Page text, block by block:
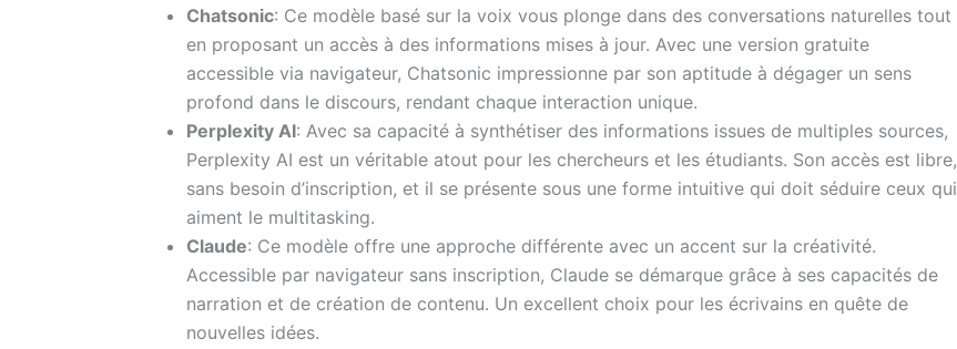
Chatsonic: Ce modèle basé sur la voix vous plonge dans des conversations naturelles tout
en proposant un accès à des informations mises à jour. Avec une version gratuite
accessible via navigateur, Chatsonic impressionne par son aptitude à dégager un sens
profond dans le discours, rendant chaque interaction unique.
Perplexity AI: Avec sa capacité à synthétiser des informations issues de multiples sources,
Perplexity AI est un véritable atout pour les chercheurs et les étudiants. Son accès est libre,
sans besoin d’inscription, et il se présente sous une forme intuitive qui doit séduire ceux qui
aiment le multitasking.
Claude: Ce modèle offre une approche différente avec un accent sur la créativité.
Accessible par navigateur sans inscription, Claude se démarque grâce à ses capacités de
narration et de création de contenu. Un excellent choix pour les écrivains en quête de
nouvelles idées.